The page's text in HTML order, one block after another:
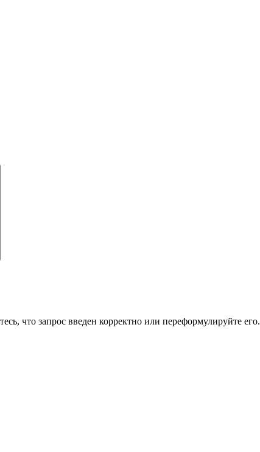
что запрос введен корректно или переформулируйте его.